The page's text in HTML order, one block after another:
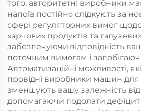
того, авторитетні виробники
напоїв постійно слідкують за
сфері регуляторних вимог
харчових продуктів та
забезпечуючи відповідність
поточним вимогам і
Автоматизаційні можливості,
провідні виробники машин для
зменшують вашу залежність від
допомагаючи подолати дефіцит